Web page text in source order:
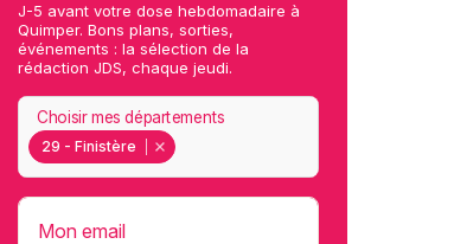
J-5 avant votre dose hebdomadaire à
Quimper. Bons plans, sorties,
événements : la sélection de la
rédaction JDS, chaque jeudi.
29 - Finistère
Choisir mes départements
Mon email